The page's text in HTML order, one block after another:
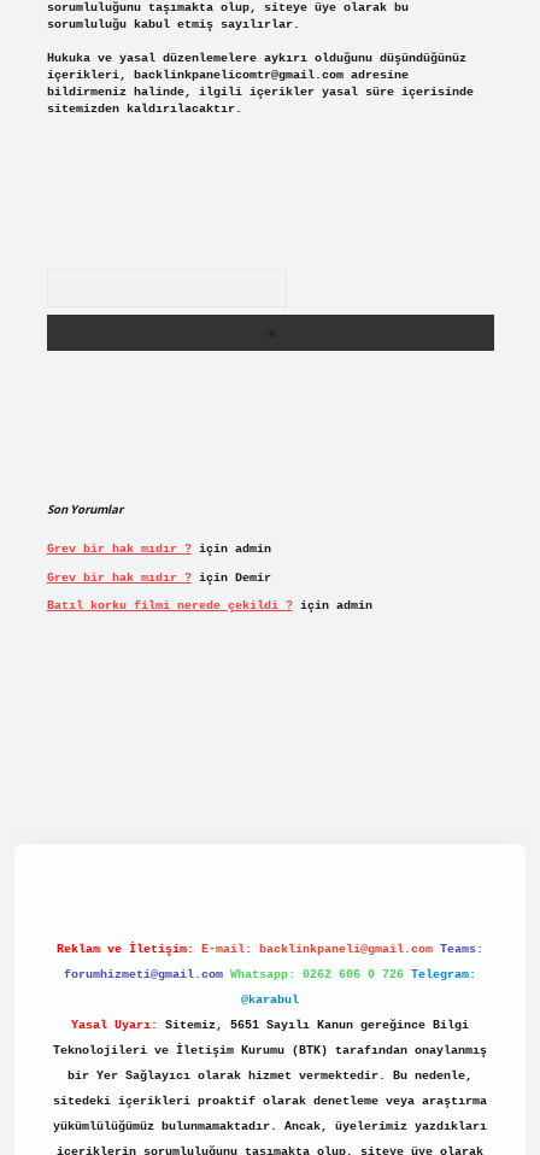
sorumluluğunu taşımakta olup, siteye üye olarak bu
sorumluluğu kabul etmiş sayılırlar.
Hukuka ve yasal düzenlemelere aykırı olduğunu düşündüğünüz
içerikleri,
backlinkpanelicomtr@gmail.comadresine
bildirmeniz halinde, ilgili içerikler yasal süre içerisinde
sitemizden kaldırılacaktır.
Son Yorumlar
Grev bir hak mıdır ?için admin
Grev bir hak mıdır ?için Demir
Batıl korku filmi nerede çekildi ?için admin
Reklam ve İletişim: E-mail: backlinkpaneli@gmail.com
Teams:
forumhizmeti@gmail.com Whatsapp: 0262 606 0 726
Telegram:
@karabul
Yasal Uyarı:
Sitemiz, 5651 Sayılı Kanun gereğince Bilgi
Teknolojileri ve İletişim Kurumu (BTK) tarafından onaylanmış
bir Yer Sağlayıcı olarak hizmet vermektedir. Bu nedenle,
sitedeki içerikleri proaktif olarak denetleme veya araştırma
yükümlülüğümüz bulunmamaktadır. Ancak, üyelerimiz yazdıkları